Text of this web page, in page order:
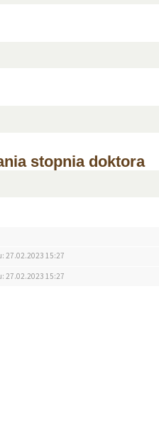
stopnia doktora
27.02.2023 15:27
27.02.2023 15:27